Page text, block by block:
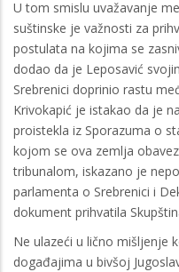
U tom smislu uvažavanje
suštinske je važnosti za
postulata na kojima se
dodao da je Leposavić
Srebrenici doprinio rastu
Krivokapić je istakao da je
proistekla iz Sporazuma o
kojom se ova zemlja
tribunalom, iskazano je
parlamenta o Srebrenici i
dokument prihvatila
Ne ulazeći u lično mišljenje
događajima u bivšoj